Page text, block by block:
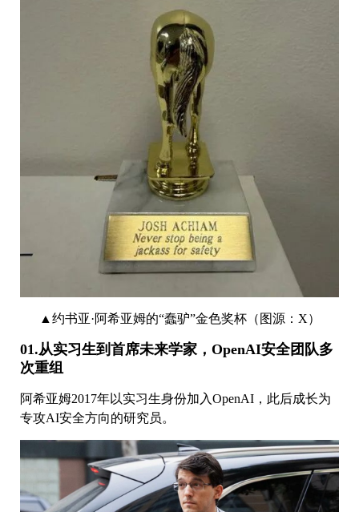
▲约书亚·阿希亚姆的“蠢驴”金色奖杯（图源：X）
01.从实习生到首席未来学家，OpenAI安全团队多
次重组
阿希亚姆2017年以实习生身份加入OpenAI，此后成长为
专攻AI安全方向的研究员。